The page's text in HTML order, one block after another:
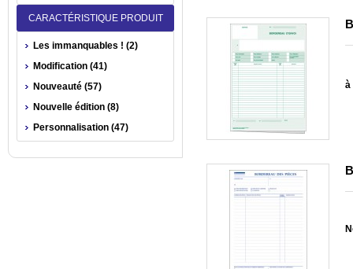
à
CARACTÉRISTIQUE PRODUIT
Les immanquables ! (2)
Modification (41)
Nouveauté (57)
Nouvelle édition (8)
Personnalisation (47)